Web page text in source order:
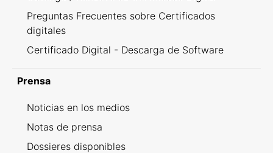
Preguntas Frecuentes sobre Certificados
digitales
Certificado Digital - Descarga de Software
Prensa
Noticias en los medios
Notas de prensa
Dossieres disponibles